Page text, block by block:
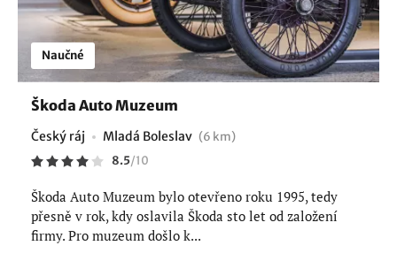
Naučné
Škoda Auto Muzeum
Český ráj Mladá Boleslav (6 km)
8.5/10
Škoda Auto Muzeum bylo otevřeno roku 1995, tedy
přesně v rok, kdy oslavila Škoda sto let od založení
firmy. Pro muzeum došlo k...